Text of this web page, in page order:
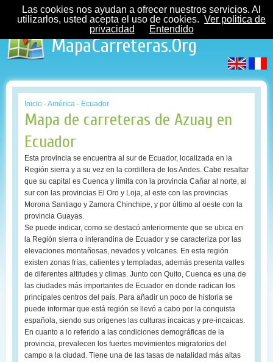
MapaCarreteras.Org
Inicio -América - Ecuador
Mapa de carreteras de Azuay en
Ecuador
Esta provincia se encuentra al sur de Ecuador, localizada en la
Región sierra y a su vez en la cordillera de los Andes. Cabe resaltar
que su capital es Cuenca y limita con la provincia Cañar al norte, al
sur con las provincias El Oro y Loja, al este con las provincias
Morona Santiago y Zamora Chinchipe, y por último al oeste con la
provincia Guayas.
Se puede indicar, como se destacó anteriormente que se ubica en
la Región sierra o interandina de Ecuador y se caracteriza por las
elevaciones montañosas, nevados y volcanes. En esta región
existen zonas frías, calientes y templadas, además presenta valles
de diferentes altitudes y climas. Junto con Quito, Cuenca es una de
las ciudades más importantes de Ecuador en donde radican los
principales centros del país. Para añadir un poco de historia se
puede informar que está región se llevó a cabo por la conquista
española, siendo sus orígenes las culturas incaicas y pre-incaicas.
En cuanto a lo referido a las condiciones demográficas de la
provincia, prevalecen los fuertes movimientos migratorios del
campo a la ciudad. Tiene una de las tasas de natalidad más altas
Las cookies nos ayudan a ofrecer nuestros servicios. Al
utilizarlos, usted acepta el uso de cookies. Ver politica de
privacidad
Entendido